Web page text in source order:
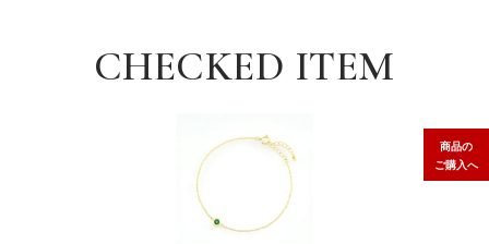
商品の
ご購入へ
CHECKED ITEM